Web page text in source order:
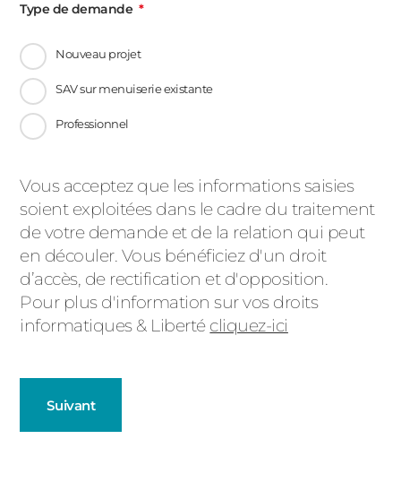
Type de demande
Nouveau projet
SAV sur menuiserie existante
Professionnel
Message
d'état
Vous acceptez que les informations saisies
soient exploitées dans le cadre du traitement
de votre demande et de la relation qui peut
en découler. Vous bénéficiez d'un droit
d’accès, de rectification et d'opposition.
Pour plus d'information sur vos droits
informatiques & Liberté cliquez-ici
Suivant